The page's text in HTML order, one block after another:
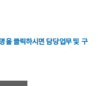
을 클릭하시면 담당업무 및 구